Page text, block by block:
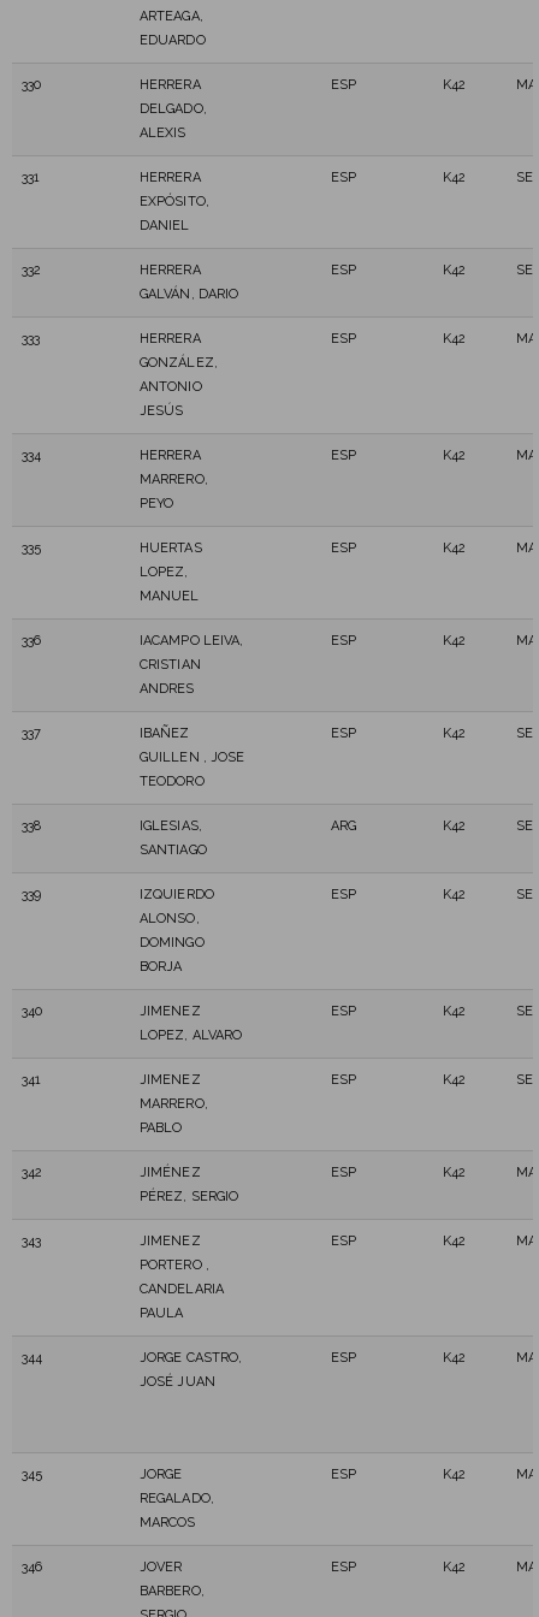
ARTEAGA,
EDUARDO
330
HERRERA
DELGADO,
ALEXIS
ESP K42
331
HERRERA
EXPÓSITO,
DANIEL
ESP K42
332
HERRERA
GALVÁN, DARIO
ESP K42
333
HERRERA
GONZÁLEZ,
ANTONIO
JESÚS
ESP K42
334
HERRERA
MARRERO,
PEYO
ESP K42
335
HUERTAS
LOPEZ,
MANUEL
ESP K42
336
IACAMPO LEIVA,
CRISTIAN
ANDRES
ESP K42
337
IBAÑEZ
GUILLEN , JOSE
TEODORO
ESP K42
338
IGLESIAS,
SANTIAGO
ARG K42
339
IZQUIERDO
ALONSO,
DOMINGO
BORJA
ESP K42
340
JIMENEZ
LOPEZ, ALVARO
ESP K42
341
JIMENEZ
MARRERO,
PABLO
ESP K42
342
JIMÉNEZ
PÉREZ, SERGIO
ESP K42
343
JIMENEZ
PORTERO ,
CANDELARIA
PAULA
ESP K42
344
JORGE CASTRO,
JOSÉ JUAN
ESP K42
345
JORGE
REGALADO,
MARCOS
ESP K42
346
JOVER
BARBERO,
ESP K42